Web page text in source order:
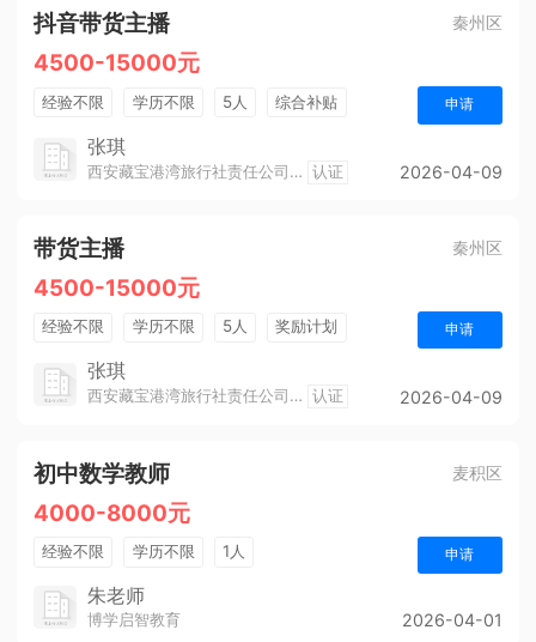
抖音带货主播 秦州区
4500-15000元
经验不限 学历不限 5人
综合补贴
奖励计划
申请
张琪
西安藏宝港湾旅行社责任公司天水分公司 认证 2026-04-09
带货主播 秦州区
4500-15000元
经验不限 学历不限 5人
奖励计划
销售奖金
申请
张琪
西安藏宝港湾旅行社责任公司天水分公司 认证 2026-04-09
初中数学教师 麦积区
4000-8000元
经验不限 学历不限 1人 申请
朱老师
博学启智教育 2026-04-01